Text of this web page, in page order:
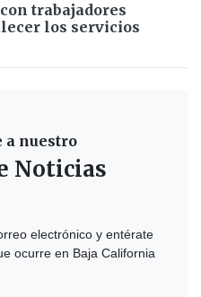
trabajadores
los servicios
a nuestro
Noticias
electrónico y entérate
ocurre en Baja California